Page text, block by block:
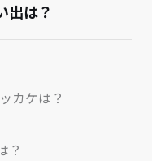
出は？
カケは？
？